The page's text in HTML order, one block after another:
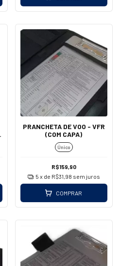
PRANCHETA DE VOO - VFR
(COM CAPA)
Único
R$159,90
5 x de R$31,98 sem juros
COMPRAR